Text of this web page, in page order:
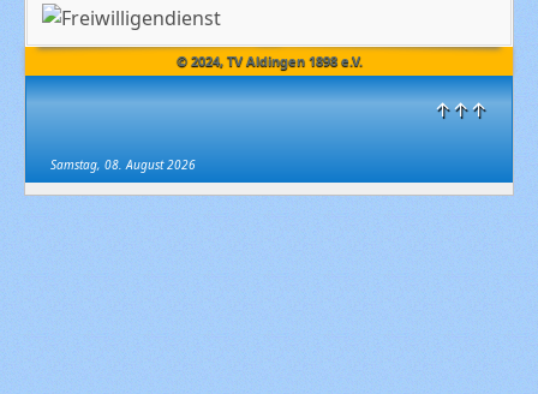
© 2024, TV Aldingen 1898 e.V.
↑↑↑
Samstag, 08. August 2026